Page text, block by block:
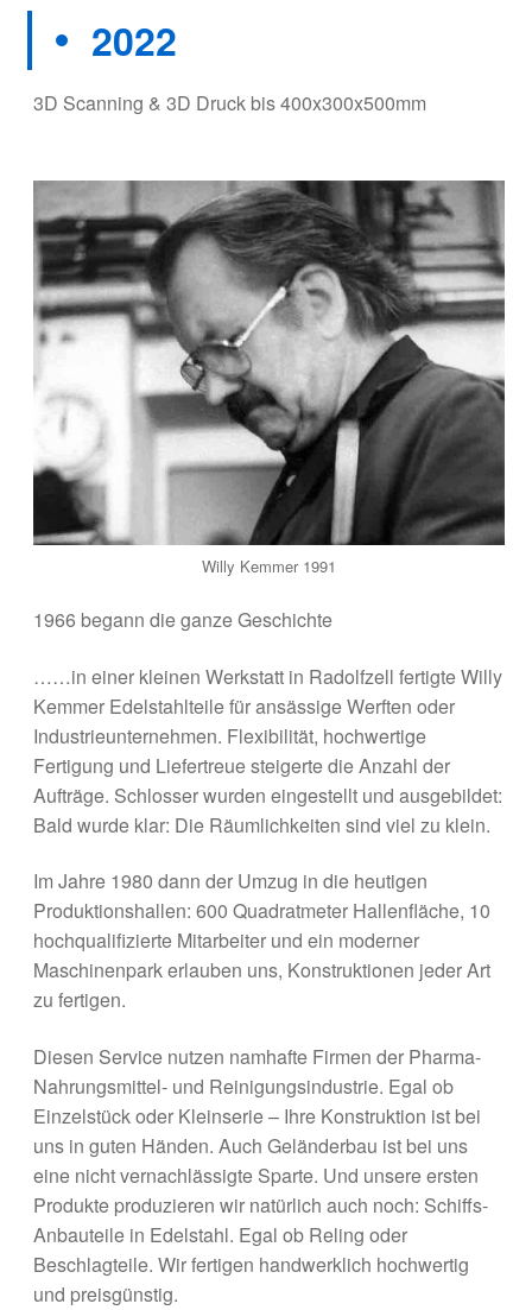
2022
3D Scanning & 3D Druck bis 400x300x500mm
Willy Kemmer 1991
1966 begann die ganze Geschichte
……in einer kleinen Werkstatt in Radolfzell fertigte Willy
Kemmer Edelstahlteile für ansässige Werften oder
Industrieunternehmen. Flexibilität, hochwertige
Fertigung und Liefertreue steigerte die Anzahl der
Aufträge. Schlosser wurden eingestellt und ausgebildet:
Bald wurde klar: Die Räumlichkeiten sind viel zu klein.
Im Jahre 1980 dann der Umzug in die heutigen
Produktionshallen: 600 Quadratmeter Hallenfläche, 10
hochqualifizierte Mitarbeiter und ein moderner
Maschinenpark erlauben uns, Konstruktionen jeder Art
zu fertigen.
Diesen Service nutzen namhafte Firmen der Pharma-
Nahrungsmittel- und Reinigungsindustrie. Egal ob
Einzelstück oder Kleinserie – Ihre Konstruktion ist bei
uns in guten Händen. Auch Geländerbau ist bei uns
eine nicht vernachlässigte Sparte. Und unsere ersten
Produkte produzieren wir natürlich auch noch: Schiffs-
Anbauteile in Edelstahl. Egal ob Reling oder
Beschlagteile. Wir fertigen handwerklich hochwertig
und preisgünstig.